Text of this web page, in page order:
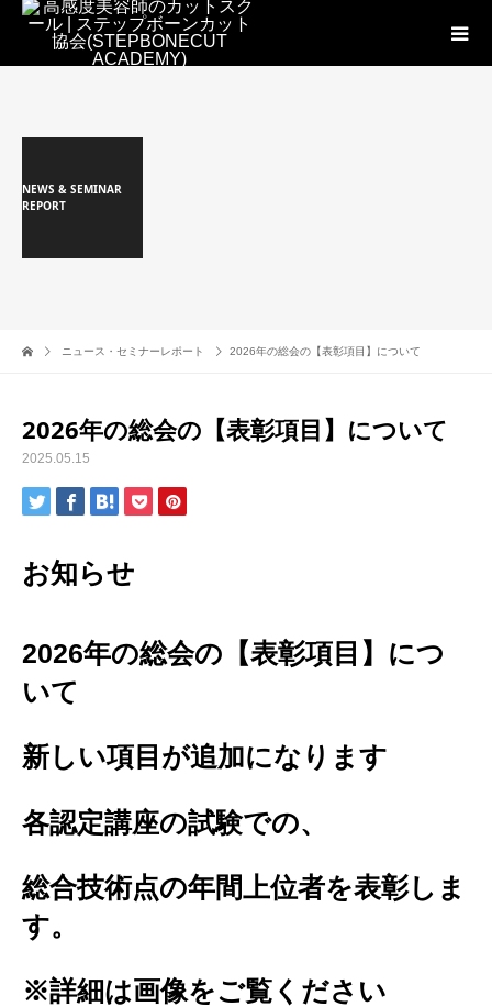
NEWS & SEMINAR
REPORT
ニュース・セミナーレポート 2026年の総会の【表彰項目】について
2026年の総会の【表彰項目】について
2025.05.15
お知らせ
2026年の総会の【表彰項目】につ
いて
新しい項目が追加になります
各認定講座の試験での、
総合技術点の年間上位者を表彰しま
す。
※詳細は画像をご覧ください